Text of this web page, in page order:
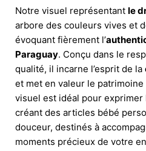
Notre visuel représentant le
arbore des couleurs vives et
évoquant fièrement l’
Paraguay. Conçu dans le
qualité, il incarne l’esprit de la
et met en valeur le
visuel est idéal pour
créant des articles bébé
douceur, destinés à
moments précieux de votre